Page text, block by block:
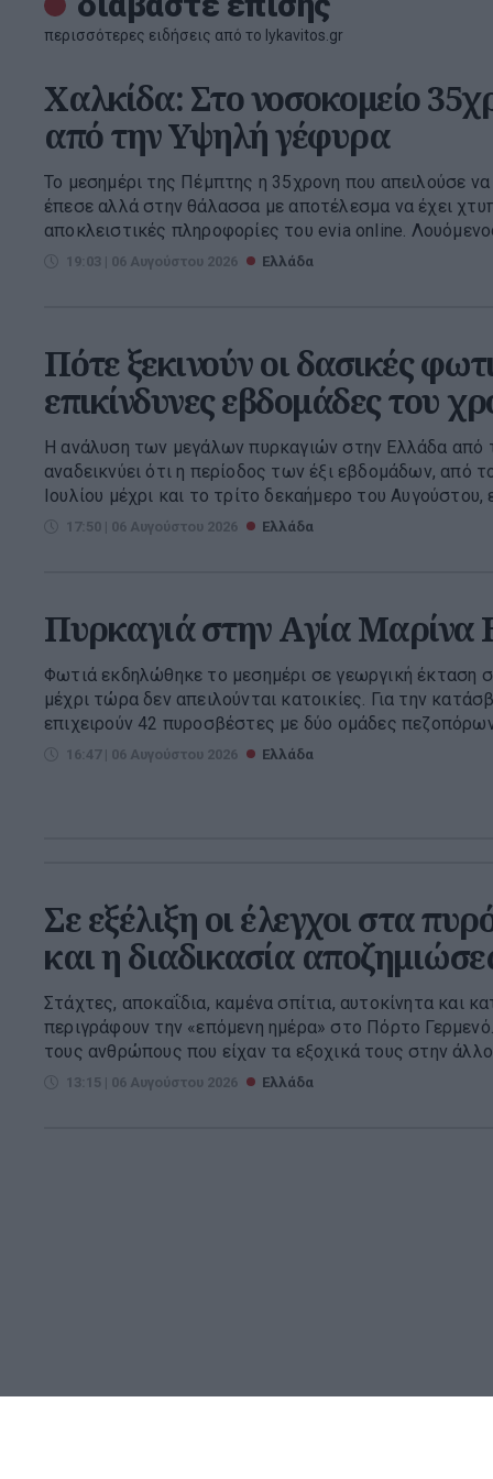
περισσότερες ειδήσεις από το lykavitos.gr
Χαλκίδα: Στο νοσοκομείο
από την Υψηλή γέφυρα
Το μεσημέρι της Πέμπτης η 35χρονη που απειλούσε
έπεσε αλλά στην θάλασσα με αποτέλεσμα να έχει
αποκλειστικές πληροφορίες του evia online. Λουόμενος
19:03 | 06 Αυγούστου 2026 Ελλάδα
Πότε ξεκινούν οι δασικές
επικίνδυνες εβδομάδες του
Η ανάλυση των μεγάλων πυρκαγιών στην Ελλάδα από
αναδεικνύει ότι η περίοδος των έξι εβδομάδων, από
Ιουλίου μέχρι και το τρίτο δεκαήμερο του Αυγούστου,
17:50 | 06 Αυγούστου 2026 Ελλάδα
Πυρκαγιά στην Aγία Μαρίνα
Φωτιά εκδηλώθηκε το μεσημέρι σε γεωργική έκταση
μέχρι τώρα δεν απειλούνται κατοικίες. Για την
επιχειρούν 42 πυροσβέστες με δύο ομάδες
16:47 | 06 Αυγούστου 2026 Ελλάδα
Σε εξέλιξη οι έλεγχοι στα
και η διαδικασία
Στάχτες, αποκαΐδια, καμένα σπίτια, αυτοκίνητα και
περιγράφουν την «επόμενη ημέρα» στο Πόρτο
τους ανθρώπους που είχαν τα εξοχικά τους στην
13:15 | 06 Αυγούστου 2026 Ελλάδα